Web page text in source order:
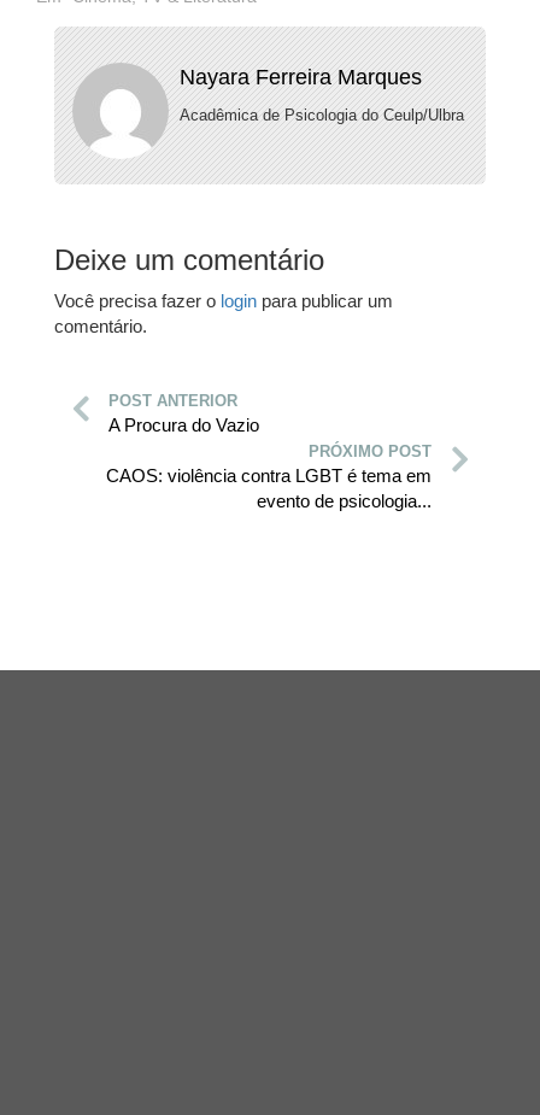
Nayara Ferreira Marques
Acadêmica de Psicologia do Ceulp/Ulbra
Deixe um comentário
Você precisa fazer o login para publicar um
comentário.
POST ANTERIOR
A Procura do Vazio
PRÓXIMO POST
CAOS: violência contra LGBT é tema em
evento de psicologia...